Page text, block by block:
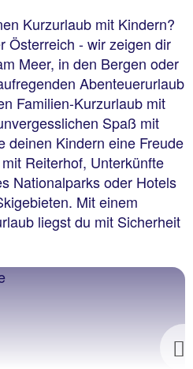
Kurzurlaub mit Kindern?
Österreich - wir zeigen dir
Meer, in den Bergen oder
Abenteuerurlaub
Familien-Kurzurlaub mit
Spaß mit
deinen Kindern eine Freude
Reiterhof, Unterkünfte
Nationalparks oder Hotels
Mit einem
liegst du mit Sicherheit